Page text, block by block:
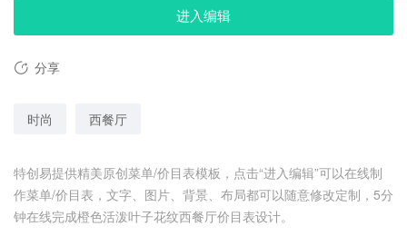
进入编辑
分享
时尚 西餐厅
特创易提供精美原创菜单/价目表模板，点击“进入编辑”可以在线制
作菜单/价目表，文字、图片、背景、布局都可以随意修改定制，5分
钟在线完成橙色活泼叶子花纹西餐厅价目表设计。